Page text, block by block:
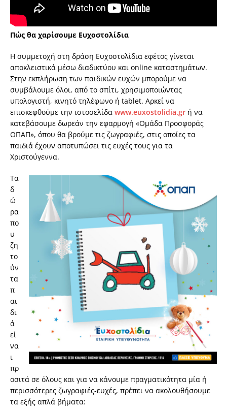
Πώς θα χαρίσουμε Ευχοστολίδια
Η συμμετοχή στη δράση Ευχοστολίδια εφέτος γίνεται
αποκλειστικά μέσω διαδικτύου και online καταστημάτων.
Στην εκπλήρωση των παιδικών ευχών μπορούμε να
συμβάλουμε όλοι, από το σπίτι, χρησιμοποιώντας
υπολογιστή, κινητό τηλέφωνο ή tablet. Αρκεί να
επισκεφθούμε την ιστοσελίδα www.euxostolidia.gr ή να
κατεβάσουμε δωρεάν την εφαρμογή «Ομάδα Προσφοράς
ΟΠΑΠ», όπου θα βρούμε τις ζωγραφιές, στις οποίες τα
παιδιά έχουν αποτυπώσει τις ευχές τους για τα
Χριστούγεννα.
Τα
δ
ώ
ρα
πο
υ
ζη
το
ύν
τα
π
αι
δι
ά
εί
να
ι
πρ
οσιτά σε όλους και για να κάνουμε πραγματικότητα μία ή
περισσότερες ζωγραφιές-ευχές, πρέπει να ακολουθήσουμε
τα εξής απλά βήματα: